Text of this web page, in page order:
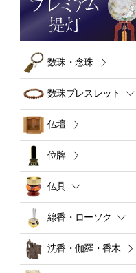
数珠・念珠
数珠ブレスレット
仏壇
位牌
仏具
線香・ローソク
沈香・伽羅・香木